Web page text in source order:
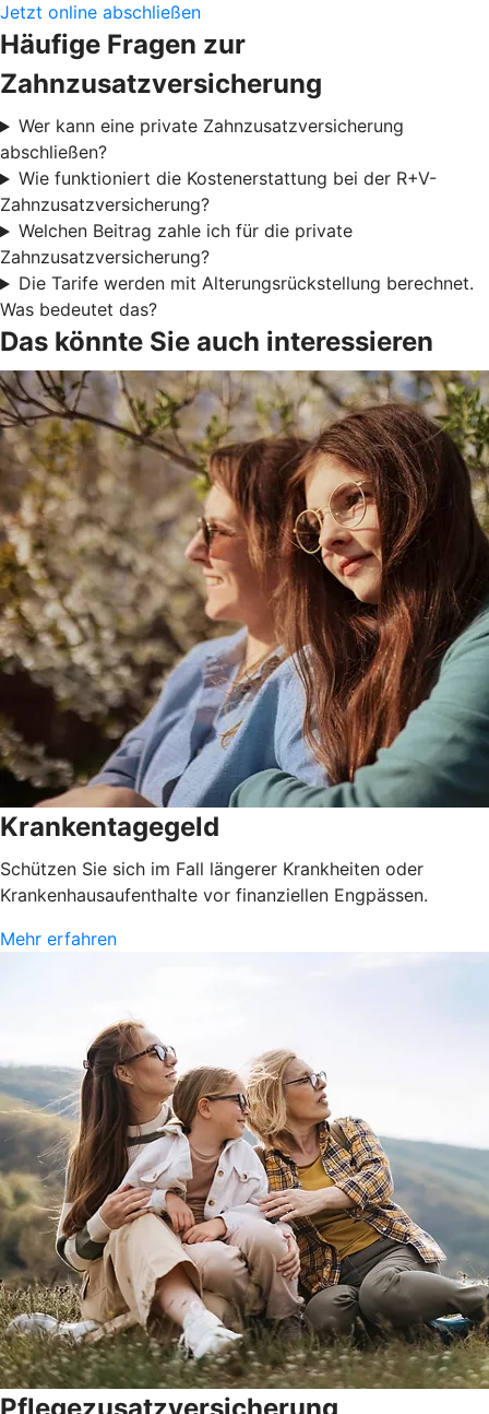
Jetzt online abschließen
Häufige Fragen zur
Zahnzusatzversicherung
Wer kann eine private Zahnzusatzversicherung
abschließen?
Wie funktioniert die Kostenerstattung bei der R+V-
Zahnzusatzversicherung?
Welchen Beitrag zahle ich für die private
Zahnzusatzversicherung?
Die Tarife werden mit Alterungsrückstellung berechnet.
Was bedeutet das?
Das könnte Sie auch interessieren
Krankentagegeld
Schützen Sie sich im Fall längerer Krankheiten oder
Krankenhausaufenthalte vor finanziellen Engpässen.
Mehr erfahren